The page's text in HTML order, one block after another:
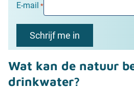
E-mail *
Wat kan de natuur
drinkwater?